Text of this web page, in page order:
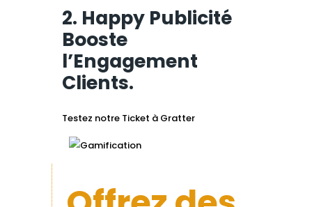
2. Happy Publicité
Booste
l’Engagement
Clients.
Testez notre Ticket à Gratter